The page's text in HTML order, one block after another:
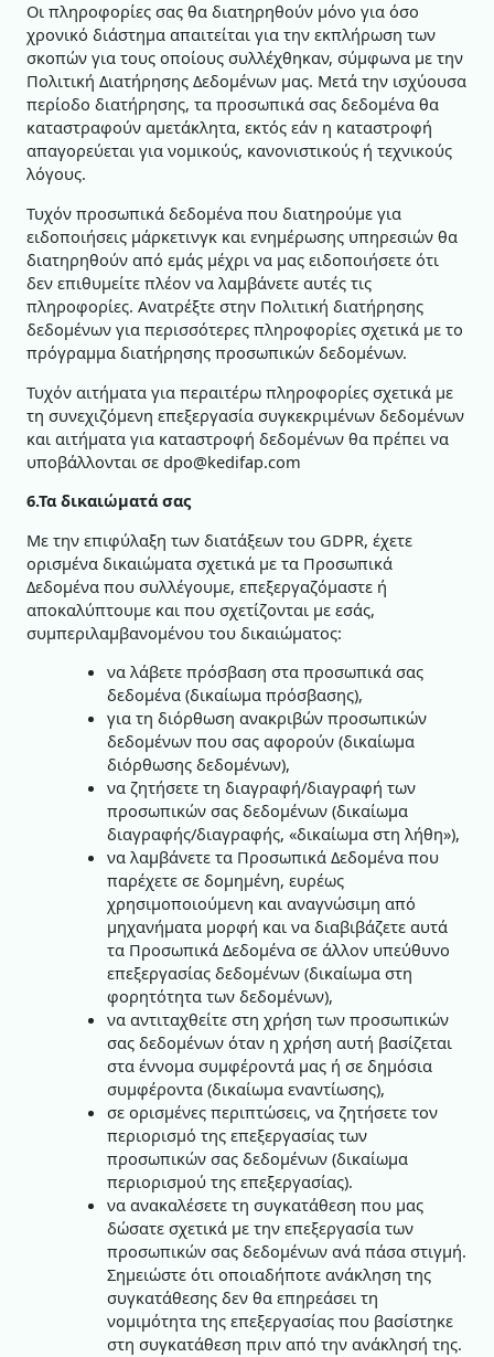
Οι πληροφορίες σας θα διατηρηθούν μόνο για όσο
χρονικό διάστημα απαιτείται για την εκπλήρωση των
σκοπών για τους οποίους συλλέχθηκαν, σύμφωνα με την
Πολιτική Διατήρησης Δεδομένων μας. Μετά την ισχύουσα
περίοδο διατήρησης, τα προσωπικά σας δεδομένα θα
καταστραφούν αμετάκλητα, εκτός εάν η καταστροφή
απαγορεύεται για νομικούς, κανονιστικούς ή τεχνικούς
λόγους.
Τυχόν προσωπικά δεδομένα που διατηρούμε για
ειδοποιήσεις μάρκετινγκ και ενημέρωσης υπηρεσιών θα
διατηρηθούν από εμάς μέχρι να μας ειδοποιήσετε ότι
δεν επιθυμείτε πλέον να λαμβάνετε αυτές τις
πληροφορίες. Ανατρέξτε στην Πολιτική διατήρησης
δεδομένων για περισσότερες πληροφορίες σχετικά με το
πρόγραμμα διατήρησης προσωπικών δεδομένων.
Τυχόν αιτήματα για περαιτέρω πληροφορίες σχετικά με
τη συνεχιζόμενη επεξεργασία συγκεκριμένων δεδομένων
και αιτήματα για καταστροφή δεδομένων θα πρέπει να
υποβάλλονται σε dpo@kedifap.com
6.Τα δικαιώματά σας
Με την επιφύλαξη των διατάξεων του GDPR, έχετε
ορισμένα δικαιώματα σχετικά με τα Προσωπικά
Δεδομένα που συλλέγουμε, επεξεργαζόμαστε ή
αποκαλύπτουμε και που σχετίζονται με εσάς,
συμπεριλαμβανομένου του δικαιώματος:
να λάβετε πρόσβαση στα προσωπικά σας
δεδομένα (δικαίωμα πρόσβασης),
για τη διόρθωση ανακριβών προσωπικών
δεδομένων που σας αφορούν (δικαίωμα
διόρθωσης δεδομένων),
να ζητήσετε τη διαγραφή/διαγραφή των
προσωπικών σας δεδομένων (δικαίωμα
διαγραφής/διαγραφής, «δικαίωμα στη λήθη»),
να λαμβάνετε τα Προσωπικά Δεδομένα που
παρέχετε σε δομημένη, ευρέως
χρησιμοποιούμενη και αναγνώσιμη από
μηχανήματα μορφή και να διαβιβάζετε αυτά
τα Προσωπικά Δεδομένα σε άλλον υπεύθυνο
επεξεργασίας δεδομένων (δικαίωμα στη
φορητότητα των δεδομένων),
να αντιταχθείτε στη χρήση των προσωπικών
σας δεδομένων όταν η χρήση αυτή βασίζεται
στα έννομα συμφέροντά μας ή σε δημόσια
συμφέροντα (δικαίωμα εναντίωσης),
σε ορισμένες περιπτώσεις, να ζητήσετε τον
περιορισμό της επεξεργασίας των
προσωπικών σας δεδομένων (δικαίωμα
περιορισμού της επεξεργασίας).
να ανακαλέσετε τη συγκατάθεση που μας
δώσατε σχετικά με την επεξεργασία των
προσωπικών σας δεδομένων ανά πάσα στιγμή.
Σημειώστε ότι οποιαδήποτε ανάκληση της
συγκατάθεσης δεν θα επηρεάσει τη
νομιμότητα της επεξεργασίας που βασίστηκε
στη συγκατάθεση πριν από την ανάκλησή της.